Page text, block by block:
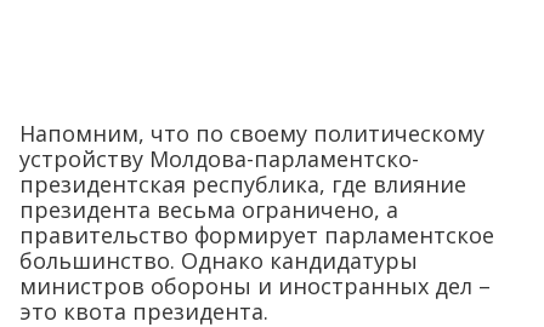
Напомним, что по своему политическому
устройству Молдова-парламентско-
президентская республика, где влияние
президента весьма ограничено, а
правительство формирует парламентское
большинство. Однако кандидатуры
министров обороны и иностранных дел –
это квота президента.